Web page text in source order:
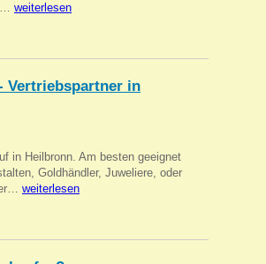
weiterlesen
Vertriebspartner in
in Heilbronn. Am besten geeignet
Goldhändler, Juweliere, oder
weiterlesen